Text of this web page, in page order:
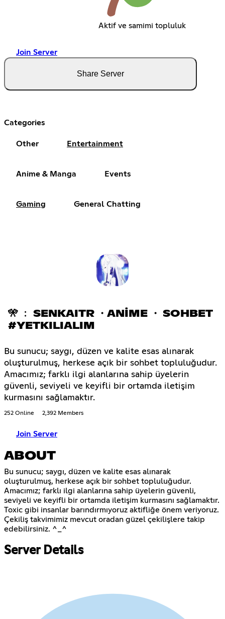
Aktif ve samimi topluluk
Join Server
Share Server
Categories
Other Entertainment
Anime & Manga Events
Gaming General Chatting
🎌 ﹕ SENKAITR ・ANİME ・ SOHBET
#YETKILIALIM
Bu sunucu; saygı, düzen ve kalite esas alınarak
oluşturulmuş, herkese açık bir sohbet topluluğudur.
Amacımız; farklı ilgi alanlarına sahip üyelerin
güvenli, seviyeli ve keyifli bir ortamda iletişim
kurmasını sağlamaktır.
252 Online 2,392 Members
Join Server
ABOUT
Bu sunucu; saygı, düzen ve kalite esas alınarak
oluşturulmuş, herkese açık bir sohbet topluluğudur.
Amacımız; farklı ilgi alanlarına sahip üyelerin güvenli,
seviyeli ve keyifli bir ortamda iletişim kurmasını sağlamaktır.
Toxic gibi insanlar barındırmıyoruz aktifliğe önem veriyoruz.
Çekiliş takvimimiz mevcut oradan güzel çekilişlere takip
edebilirsiniz. ^_^
Server Details